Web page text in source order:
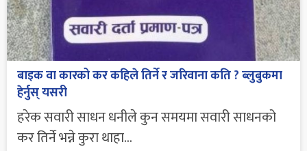
बाइक वा कारको कर कहिले तिर्ने र जरिवाना कति ? ब्लुबुकमा
हेर्नुस् यसरी
हरेक सवारी साधन धनीले कुन समयमा सवारी साधनको
कर तिर्ने भन्ने कुरा थाहा...